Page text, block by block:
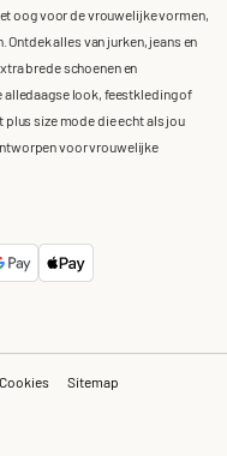
oog voor de vrouwelijke vormen,
alles van jurken, jeans en
brede schoenen en
alledaagse look, feestkleding of
size mode die echt als jou
voor vrouwelijke
Cookies Sitemap